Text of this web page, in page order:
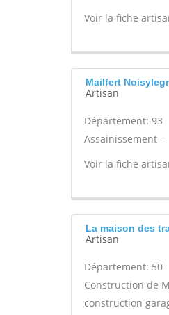
Voir la fiche
Mailfert
Artisan
Département: 93
Assainissement -
Voir la fiche
La maison des
Artisan
Département: 50
Construction de
construction